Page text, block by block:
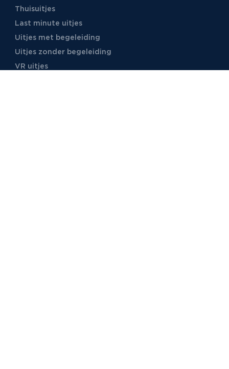
Thuisuitjes
Last minute uitjes
Uitjes met begeleiding
Uitjes zonder begeleiding
VR uitjes